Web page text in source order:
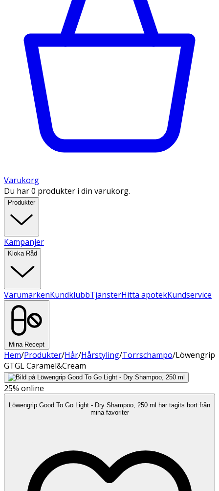
Varukorg
Du har 0 produkter i din varukorg.
Produkter
Kampanjer
Kloka Råd
VarumärkenKundklubbTjänsterHitta apotekKundservice
Mina Recept
Hem/Produkter/Hår/Hårstyling/Torrschampo/Löwengrip
GTGL Caramel&Cream
25% online
Löwengrip Good To Go Light - Dry Shampoo, 250 ml har tagits bort från
mina favoriter